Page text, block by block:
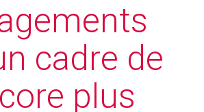
cadre de
plus